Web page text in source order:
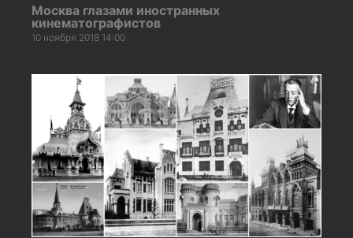
Москва глазами иностранных
кинематографистов
10 ноября 2018 14:00